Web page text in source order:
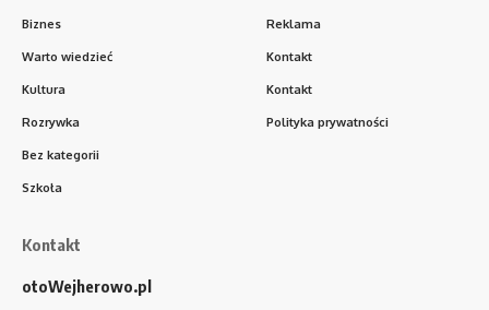
Biznes
Warto wiedzieć
Kultura
Rozrywka
Bez kategorii
Szkoła
Reklama
Kontakt
Kontakt
Polityka prywatności
Kontakt
otoWejherowo.pl